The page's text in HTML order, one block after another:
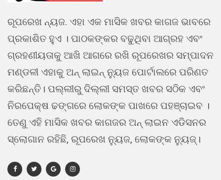
ରୂପରେଖ ନ୍ୟଜ. ଏହା ଏକ ମାସିକ ଖବର କାଗଜ ଭାବରେ
ପ୍ରକାଶିତ ହୁଏ । ପାଠକଙ୍କର ବଢୁଥିବା ଆଗ୍ରହ ଏବଂ
ଗ୍ରହଣୀୟତାକୁ ଆଖି ଆଗରେ ରଖି ରୂପରେଖର ସମ୍ପାଦନ
ମଣ୍ଡଳୀ ଏହାକୁ ଅନ୍ ଲାଇନ୍ ନ୍ୟୁଜ ପୋର୍ଟାଲରେ ପରିଣତ
କରିଛନ୍ତି। ପଲ୍ଲୀରୁ ଦିଲ୍ଲୀ ସମସ୍ତ ଖବର ସଠିକ ଏବଂ
ନିରପେକ୍ଷ ଢଙ୍ଗରେ ଲୋକଙ୍କ ପାଖରେ ପହଞ୍ଚାଇବ ।
ତେଣୁ ଏହି ମାସିକ ଖବର କାଗଜର ଅନ୍ ଲାଇନ ଏଡିସନର
ସ୍ଲୋଗାନ ରହିଛି, ରୂପରେଖ ନ୍ୟୁଜ, ଲୋକଙ୍କ ନ୍ୟୁଜ୍।